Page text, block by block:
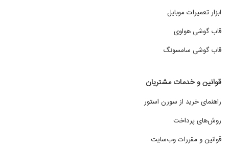
ابزار تعمیرات موبایل
قاب گوشی هواوی
قاب گوشی سامسونگ
قوانین و خدمات مشتریان
راهنمای خرید از سورن استور
روش‌های پرداخت
قوانین و مقررات وب‌سایت